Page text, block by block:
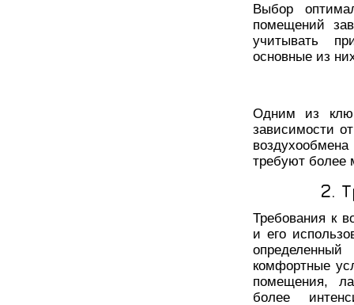
Выбор
помещений
учитывать
основные из
Одним из
зависимости
требуют более
2.
Требования к
и его
комфортные
помещения,
более